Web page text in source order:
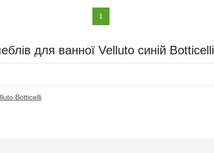
1
для ванної Velluto синій Botticelli
Botticelli